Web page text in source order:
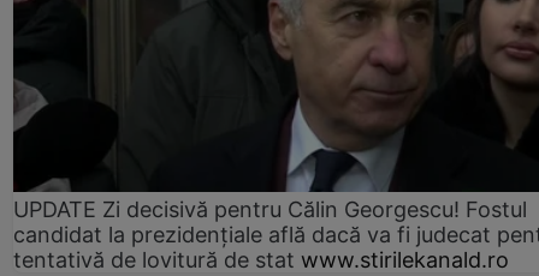
UPDATE Zi decisivă pentru Călin Georgescu! Fostul
candidat la prezidențiale află dacă va fi judecat
tentativă de lovitură de stat www.stirilekanald.ro